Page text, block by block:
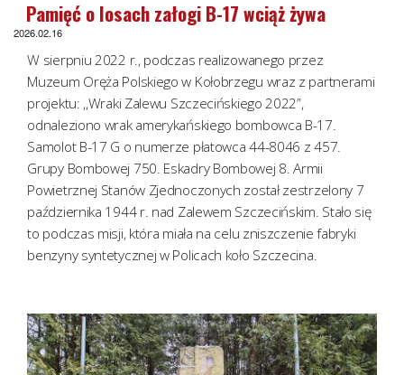
Pamięć o losach załogi B-17 wciąż żywa
2026.02.16
W sierpniu 2022 r., podczas realizowanego przez
Muzeum Oręża Polskiego w Kołobrzegu wraz z partnerami
projektu: ,,Wraki Zalewu Szczecińskiego 2022”,
odnaleziono wrak amerykańskiego bombowca B-17.
Samolot B-17 G o numerze płatowca 44-8046 z 457.
Grupy Bombowej 750. Eskadry Bombowej 8. Armii
Powietrznej Stanów Zjednoczonych został zestrzelony 7
października 1944 r. nad Zalewem Szczecińskim. Stało się
to podczas misji, która miała na celu zniszczenie fabryki
benzyny syntetycznej w Policach koło Szczecina.